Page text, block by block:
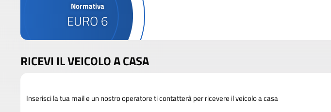
Normativa
EURO 6
RICEVI IL VEICOLO A CASA
Inserisci la tua mail e un nostro operatore ti contatterà per ricevere il veicolo a casa